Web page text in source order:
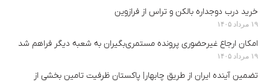
خرید درب دوجداره بالکن و تراس از فرازوین
۱۹ مرداد ۱۴۰۵
امکان ارجاع غیرحضوری پرونده مستمری‌بگیران به شعبه دیگر فراهم شد
۱۹ مرداد ۱۴۰۵
تضمین آینده ایران از طریق چابهار| پاکستان ظرفیت تامین بخشی از